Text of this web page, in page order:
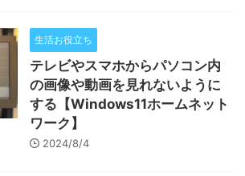
生活お役立ち
テレビやスマホからパソコン内
の画像や動画を見れないように
する【Windows11ホームネット
ワーク】
2024/8/4